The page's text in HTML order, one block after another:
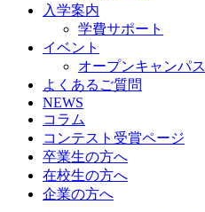
入学案内
学費サポート
イベント
オープンキャンパス
よくあるご質問
NEWS
コラム
コンテスト受賞ページ
卒業生の方へ
在校生の方へ
企業の方へ